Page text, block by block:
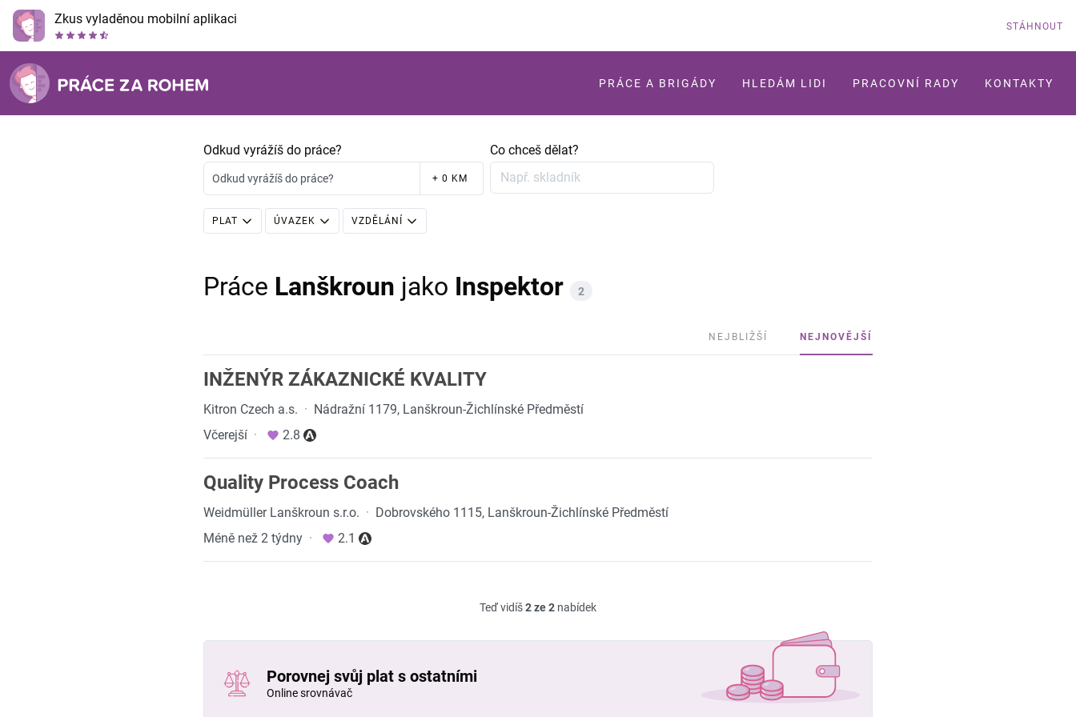
Zkus vyladěnou mobilní aplikaci STÁHNOUT
PRÁCE A BRIGÁDY HLEDÁM LIDI PRACOVNÍ RADY KONTAKTY
Odkud vyrážíš do práce?
Odkud vyrážíš do práce? + 0 KM
Co chceš dělat?
PLAT ÚVAZEK VZDĚLÁNÍ
Práce Lanškroun jako Inspektor 2
NEJBLIŽŠÍ NEJNOVĚJŠÍ
INŽENÝR ZÁKAZNICKÉ KVALITY
Kitron Czech a.s. · Nádražní 1179, Lanškroun-Žichlínské Předměstí
Včerejší · 2.8
Quality Process Coach
Weidmüller Lanškroun s.r.o. · Dobrovského 1115, Lanškroun-Žichlínské Předměstí
Méně než 2 týdny · 2.1
Teď vidíš2 ze 2 nabídek
Porovnej svůj plat s ostatními
Online srovnávač